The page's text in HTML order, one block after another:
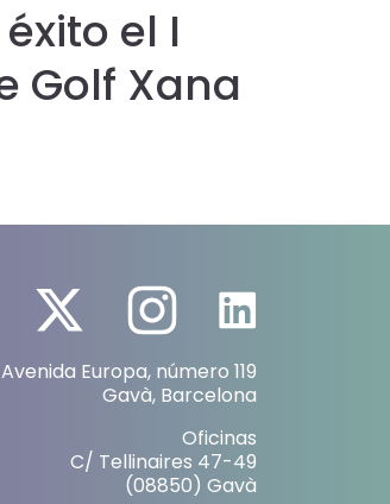
el I
Golf Xana
por
Avenida Europa, número 119
Gavà, Barcelona
Oficinas
C/ Tellinaires 47-49
(08850) Gavà